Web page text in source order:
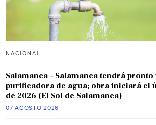
NACIONAL
Salamanca – Salamanca tendrá
purificadora de agua; obra iniciará el
de 2026 (El Sol de Salamanca)
07 AGOSTO 2026